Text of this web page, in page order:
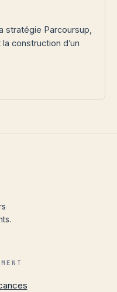
stratégie Parcoursup,
construction d’un